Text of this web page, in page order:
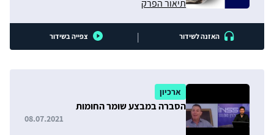
תיאור הפרק
האזנה לשידור | צפייה בשידור
ארכיון
הסברה במבצע שומר החומות
08.07.2021